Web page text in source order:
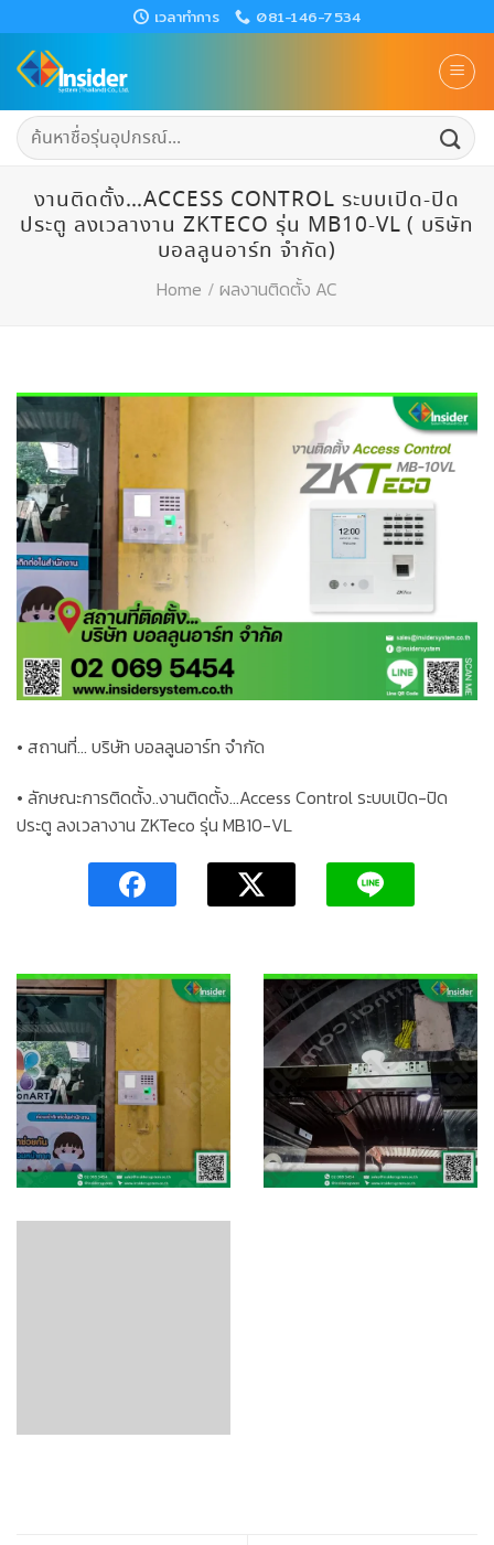
to
content
เวลาทำการ 081-146-7534
ค้นหา:
งานติดตั้ง…ACCESS CONTROL ระบบเปิด-ปิด
ประตู ลงเวลางาน ZKTECO รุ่น MB10-VL ( บริษัท
บอลลูนอาร์ท จำกัด)
Home / ผลงานติดตั้ง AC
• สถานที่… บริษัท บอลลูนอาร์ท จำกัด
• ลักษณะการติดตั้ง..งานติดตั้ง…Access Control ระบบเปิด-ปิด
ประตู ลงเวลางาน ZKTeco รุ่น MB10-VL